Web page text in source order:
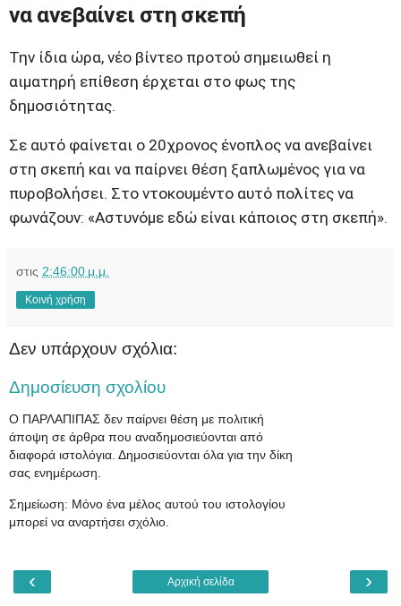
να ανεβαίνει στη σκεπή
Την ίδια ώρα, νέο βίντεο προτού σημειωθεί η
αιματηρή επίθεση έρχεται στο φως της
δημοσιότητας.
Σε αυτό φαίνεται ο 20χρονος ένοπλος να ανεβαίνει
στη σκεπή και να παίρνει θέση ξαπλωμένος για να
πυροβολήσει. Στο ντοκουμέντο αυτό πολίτες να
φωνάζουν: «Αστυνόμε εδώ είναι κάποιος στη σκεπή».
στις 2:46:00 μ.μ.
Κοινή χρήση
Δεν υπάρχουν σχόλια:
Δημοσίευση σχολίου
Ο ΠΑΡΛΑΠΙΠΑΣ δεν παίρνει θέση με πολιτική
άποψη σε άρθρα που αναδημοσιεύονται από
διαφορά ιστολόγια. Δημοσιεύονται όλα για την δίκη
σας ενημέρωση.
Σημείωση: Μόνο ένα μέλος αυτού του ιστολογίου
μπορεί να αναρτήσει σχόλιο.
‹ ›
Αρχική σελίδα